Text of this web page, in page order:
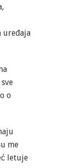
uređaja
o
me
letuje